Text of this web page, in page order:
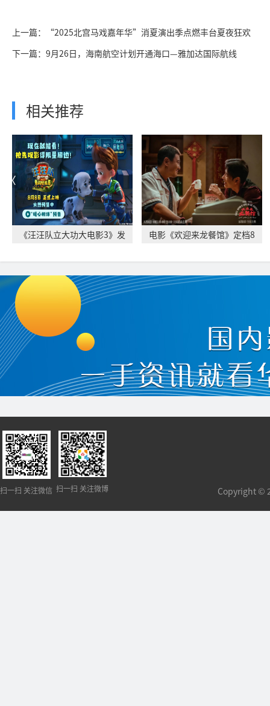
上一篇：“2025北宫马戏嘉年华”消夏演出季点燃丰台夏夜狂欢
下一篇：9月26日，海南航空计划开通海口—雅加达国际航线
相关推荐
《汪汪队立大功大电影3》发
电影《欢迎来龙餐馆》定档8
扫一扫 关注微信 扫一扫 关注微博 Copyright ©